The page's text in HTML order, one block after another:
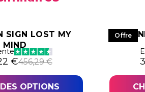
SIGN LOST MY
MIND
456,29€
initial était : 456,29 €.
€
actuel est : 342,22 €.
OPTIONS
Offre
LED